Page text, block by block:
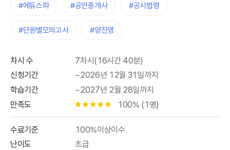
#에듀스파 #공인중개사 #공시법령
#단원별모의고사 #양진영
차시 수
7차시(16시간 40분)
신청기간
~2026년 12월 31일까지
학습기간
~2027년 2월 28일까지
만족도
별점 0.5개 100% (1명)
수료기준
100%이상이수
난이도
초급